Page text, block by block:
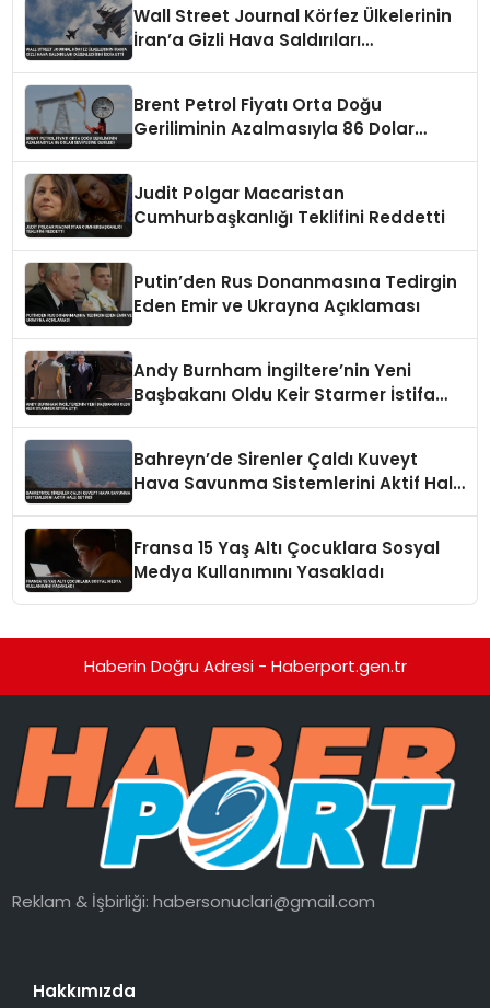
Wall Street Journal Körfez Ülkelerinin
İran’a Gizli Hava Saldırıları
Brent Petrol Fiyatı Orta Doğu
Geriliminin Azalmasıyla 86 Dolar
Judit Polgar Macaristan
Cumhurbaşkanlığı Teklifini Reddetti
Putin’den Rus Donanmasına Tedirgin
Eden Emir ve Ukrayna Açıklaması
Andy Burnham İngiltere’nin Yeni
Başbakanı Oldu Keir Starmer İstifa
Bahreyn’de Sirenler Çaldı Kuveyt
Hava Savunma Sistemlerini Aktif Hale
Fransa 15 Yaş Altı Çocuklara Sosyal
Medya Kullanımını Yasakladı
Haberin Doğru Adresi - Haberport.gen.tr
Reklam & İşbirliği:habersonuclari@gmail.com
Hakkımızda